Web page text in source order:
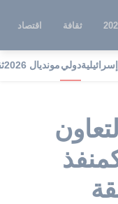
ثقافة اقتصاد
دوليمونديال 2026